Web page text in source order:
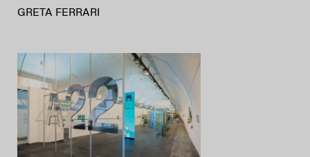
GRETA FERRARI